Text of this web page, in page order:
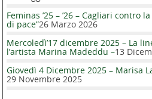
Feminas ’25 – ’26 – Cagliari contro
di pace”26 Marzo 2026
Mercoledì’17 dicembre 2025 – La
l’artista Marina Madeddu –13
Giovedì 4 Dicembre 2025 – Marisa
29 Novembre 2025